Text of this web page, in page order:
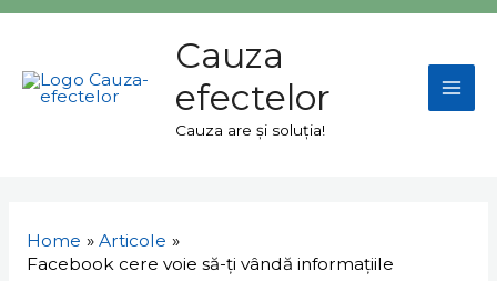
Skip
content
Cauza
efectelor
Cauza are și soluția!
Home
Articole
Facebook cere voie să-ți vândă informațiile
articole